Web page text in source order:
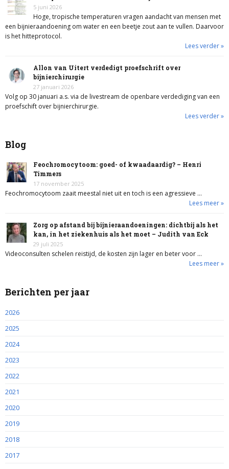
5 juni 2026
Hoge, tropische temperaturen vragen aandacht van mensen met
een bijnieraandoening om water en een beetje zout aan te vullen. Daarvoor
is het hitteprotocol.
Lees verder »
Allon van Uitert verdedigt proefschrift over
bijnierchirurgie
27 januari 2026
Volg op 30 januari a.s. via de livestream de openbare verdediging van een
proefschift over bijnierchirurgie.
Lees verder »
Blog
Feochromocytoom: goed- of kwaadaardig? – Henri
Timmers
17 november 2025
Feochromocytoom zaait meestal niet uit en toch is een agressieve …
Lees meer »
Zorg op afstand bij bijnieraandoeningen: dichtbij als het
kan, in het ziekenhuis als het moet – Judith van Eck
29 juli 2025
Videoconsulten schelen reistijd, de kosten zijn lager en beter voor …
Lees meer »
Berichten per jaar
2026
2025
2024
2023
2022
2021
2020
2019
2018
2017